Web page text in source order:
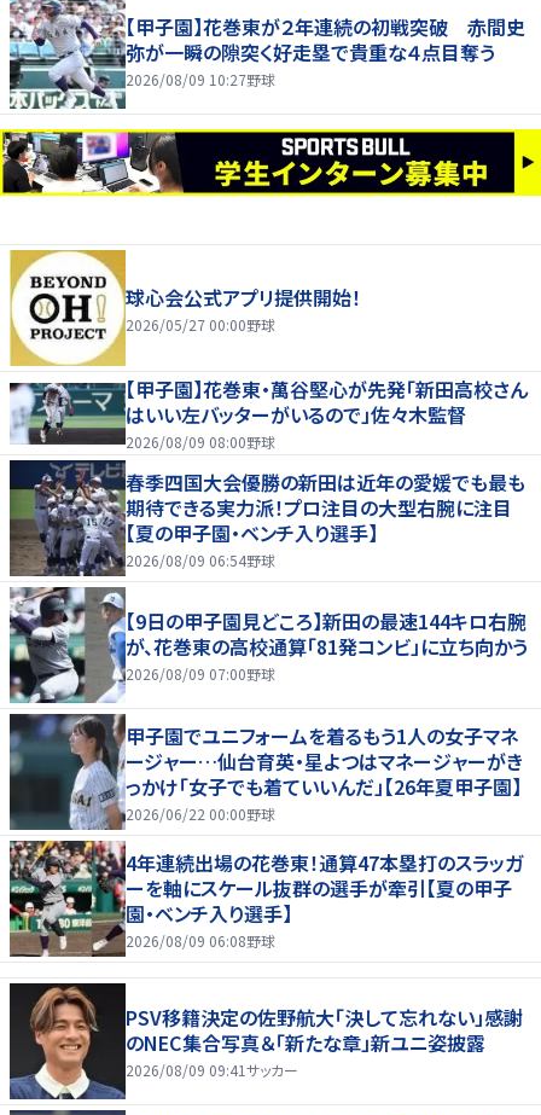
【甲子園】花巻東が２年連続の初戦突破 赤間史
弥が一瞬の隙突く好走塁で貴重な４点目奪う
2026/08/09 10:27野球
球心会公式アプリ提供開始！
2026/05/27 00:00野球
【甲子園】花巻東・萬谷堅心が先発「新田高校さん
はいい左バッターがいるので」佐々木監督
2026/08/09 08:00野球
春季四国大会優勝の新田は近年の愛媛でも最も
期待できる実力派！プロ注目の大型右腕に注目
【夏の甲子園・ベンチ入り選手】
2026/08/09 06:54野球
【9日の甲子園見どころ】新田の最速144キロ右腕
が、花巻東の高校通算「81発コンビ」に立ち向かう
2026/08/09 07:00野球
甲子園でユニフォームを着るもう1人の女子マネ
ージャー…仙台育英・星よつはマネージャーがき
っかけ「女子でも着ていいんだ」【26年夏甲子園】
2026/06/22 00:00野球
4年連続出場の花巻東！通算47本塁打のスラッガ
ーを軸にスケール抜群の選手が牽引【夏の甲子
園・ベンチ入り選手】
2026/08/09 06:08野球
PSV移籍決定の佐野航大「決して忘れない」感謝
のNEC集合写真＆「新たな章」新ユニ姿披露
2026/08/09 09:41サッカー